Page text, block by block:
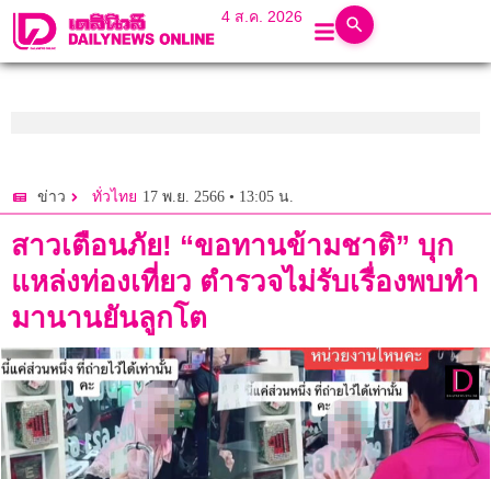
4 ส.ค. 2026
ข่าว ทั่วไทย 17 พ.ย. 2566 • 13:05 น.
สาวเตือนภัย! “ขอทานข้ามชาติ” บุก
แหล่งท่องเที่ยว ตำรวจไม่รับเรื่องพบทำ
มานานยันลูกโต